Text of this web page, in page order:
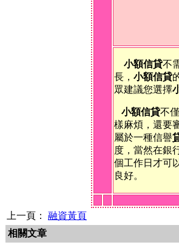
小額信貸不
長， 小額信貸
眾建議您選擇
小額信貸不
樣麻煩，還要
屬於一種信譽
度，當然在銀
個工作日才可
良好。
上一頁： 融資黃頁
相關文章